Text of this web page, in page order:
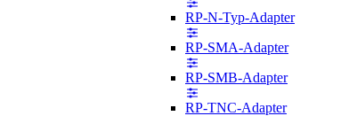
RP-N-Typ-Adapter
RP-SMA-Adapter
RP-SMB-Adapter
RP-TNC-Adapter